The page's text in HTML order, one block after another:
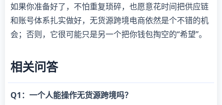
如果你准备好了，不怕重复琐碎，也愿意花时间把供应链
和账号体系扎实做好，无货源跨境电商依然是个不错的机
会；否则，它很可能只是另一个把你钱包掏空的“希望”。
相关问答
Q1：一个人能操作无货源跨境吗？